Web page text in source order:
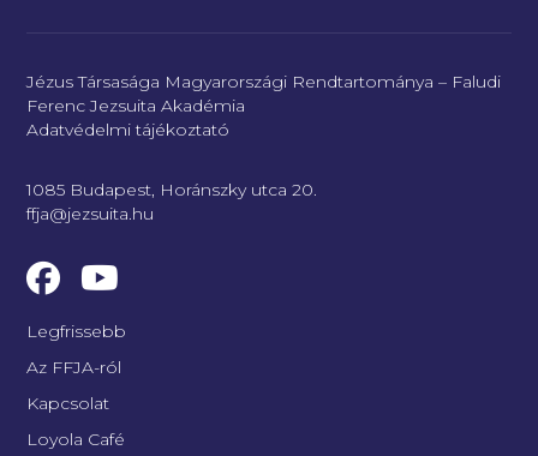
Jézus Társasága Magyarországi Rendtartománya – Faludi
Ferenc Jezsuita Akadémia
Adatvédelmi tájékoztató
1085 Budapest, Horánszky utca 20.
ffja@jezsuita.hu
Legfrissebb
Az FFJA-ról
Kapcsolat
Loyola Café